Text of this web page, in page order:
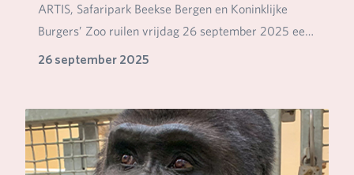
ARTIS, Safaripark Beekse Bergen en Koninklijke
Burgers’ Zoo ruilen vrijdag 26 september 2025 een
aan…
26 september 2025